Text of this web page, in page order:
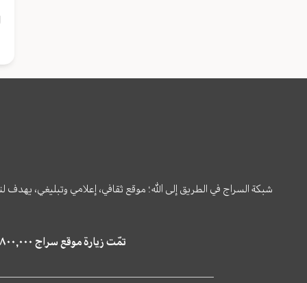
شبكة السراج في الطريق إلى الله؛ موقع ثقافي، إعلامي وتبليغي،
تمّت زيارة موقع سراج ٤,٨٠٠,٠٠٠ مرة خلال الستة أشهر الماضية، كما ظهر في نتائج البحث في محركات البحث٢٢,٢٩٠,٠٠٠ مرّة.